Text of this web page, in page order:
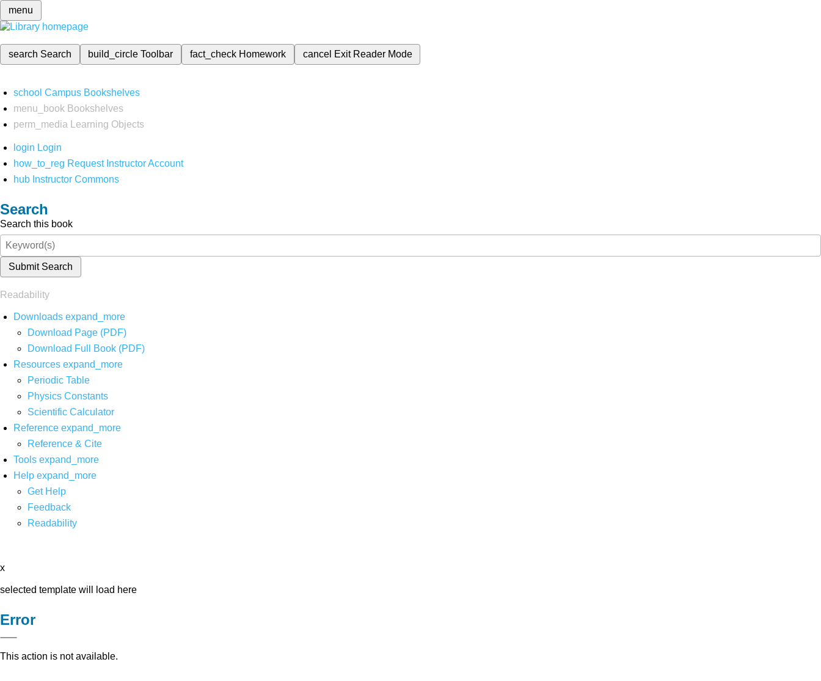
menu
search Search build_circleToolbar fact_check Homework cancel Exit Reader Mode
school Campus Bookshelves
menu_book Bookshelves
perm_media
Learning Objects
login Login
how_to_reg Request Instructor Account
hub Instructor Commons
Search
Search this book
Submit Search
Readability
Downloads expand_more
Download Page (PDF)
Download Full Book (PDF)
Resources expand_more
Periodic Table
Physics Constants
Scientific Calculator
Reference expand_more
Reference & Cite
Tools expand_more
Help expand_more
Get Help
Feedback
Readability
x
selected template will load here
Error
This action is not available.